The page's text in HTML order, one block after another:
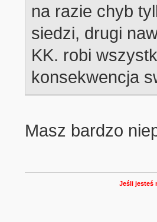
na razie chyb
siedzi, drugi
KK. robi
konsekwencja
Masz bardzo
Jeśli jesteś